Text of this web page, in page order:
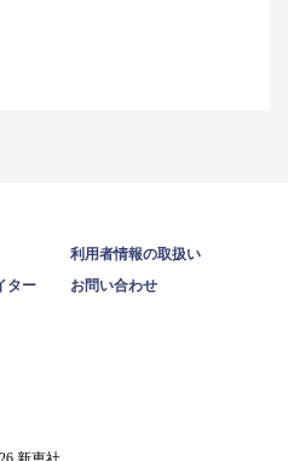
利用者情報の取扱い
ター
お問い合わせ